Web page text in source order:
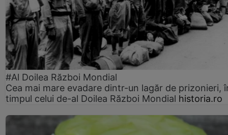
#Al Doilea Război Mondial
Cea mai mare evadare dintr-un lagăr de prizonieri,
timpul celui de-al Doilea Război Mondial historia.ro